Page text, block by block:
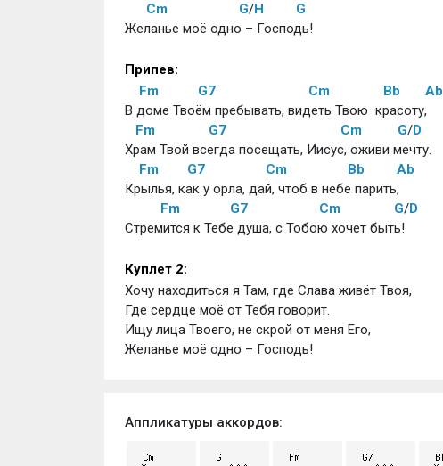
Cm
G/H
G
Желанье моё одно – Господь!
Припев:
Fm
G7 Cm Bb
Ab
В доме Твоём пребывать, видеть Твою  красоту,
Fm
G7 Cm G/D
Храм Твой всегда посещать, Иисус, оживи мечту.
Fm
G7 Cm Bb
Ab
Крылья, как у орла, дай, чтоб в небе парить,
Fm
G7 Cm G/D
Стремится к Тебе душа, с Тобою хочет быть!
Куплет 2:
Хочу находиться я Там, где Слава живёт Твоя,
Где сердце моё от Тебя говорит.
Ищу лица Твоего, не скрой от меня Его,
Желанье моё одно – Господь!
Аппликатуры аккордов: